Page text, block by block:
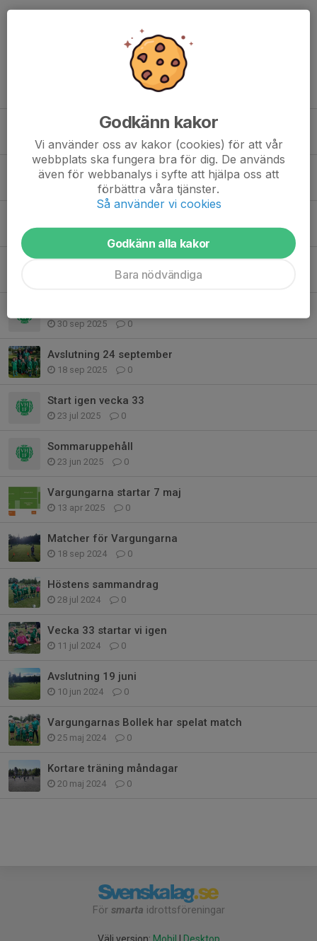
Dela nyhet
Vargungarnas fotboll och lek börjar igen
19 jul, 19:59
Sommaravslutning för Vargungarna
11 jun, 11:03 0
5 apr, 15:28 0
Hopp och lek
0
30 sep 2025 0
Avslutning 24 september
18 sep 2025 0
Start igen vecka 33
23 jul 2025 0
Sommaruppehåll
23 jun 2025 0
Vargungarna startar 7 maj
13 apr 2025 0
Matcher för Vargungarna
18 sep 2024 0
Höstens sammandrag
28 jul 2024 0
Vecka 33 startar vi igen
11 jul 2024 0
Avslutning 19 juni
10 jun 2024 0
Vargungarnas Bollek har spelat match
25 maj 2024 0
Kortare träning måndagar
20 maj 2024 0
För smarta idrottsföreningar
Välj version: Mobil | Desktop
Godkänn kakor
Vi använder oss av kakor (cookies) för att vår
webbplats ska fungera bra för dig. De används
även för webbanalys i syfte att hjälpa oss att
förbättra våra tjänster.
Så använder vi cookies
Godkänn alla kakor
Bara nödvändiga